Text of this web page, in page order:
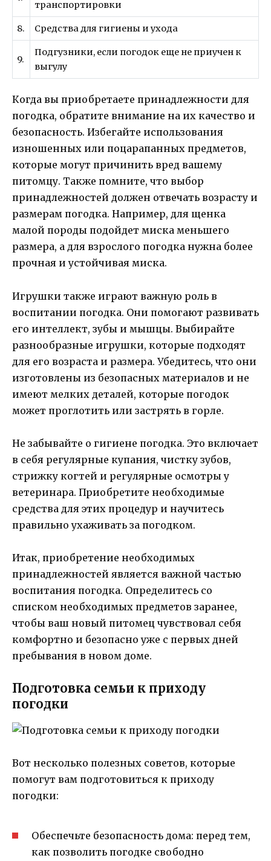
транспортировки
8. Средства для гигиены и ухода
9.
Подгузники, если погодок еще не приучен к
выгулу
Когда вы приобретаете принадлежности для
погодка, обратите внимание на их качество и
безопасность. Избегайте использования
изношенных или поцарапанных предметов,
которые могут причинить вред вашему
питомцу. Также помните, что выбор
принадлежностей должен отвечать возрасту и
размерам погодка. Например, для щенка
малой породы подойдет миска меньшего
размера, а для взрослого погодка нужна более
прочная и устойчивая миска.
Игрушки также играют важную роль в
воспитании погодка. Они помогают развивать
его интеллект, зубы и мышцы. Выбирайте
разнообразные игрушки, которые подходят
для его возраста и размера. Убедитесь, что они
изготовлены из безопасных материалов и не
имеют мелких деталей, которые погодок
может проглотить или застрять в горле.
Не забывайте о гигиене погодка. Это включает
в себя регулярные купания, чистку зубов,
стрижку когтей и регулярные осмотры у
ветеринара. Приобретите необходимые
средства для этих процедур и научитесь
правильно ухаживать за погодком.
Итак, приобретение необходимых
принадлежностей является важной частью
воспитания погодка. Определитесь со
списком необходимых предметов заранее,
чтобы ваш новый питомец чувствовал себя
комфортно и безопасно уже с первых дней
пребывания в новом доме.
Подготовка семьи к приходу
погодки
Вот несколько полезных советов, которые
помогут вам подготовиться к приходу
погодки:
Обеспечьте безопасность дома: перед тем,
как позволить погодке свободно